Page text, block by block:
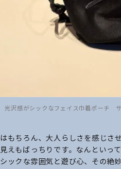
光沢感がシックなフェイス巾着ポーチ
もちろん、大人らしさを感じさ
えもばっちりです。なんといっ
ックな雰囲気と遊び心、その絶